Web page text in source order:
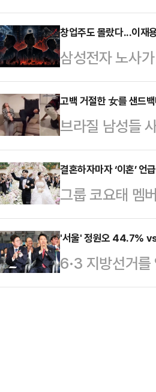
와 경제부총리,
했지만 정작 노
문이다. 노사 자
라는 마지막 카
삼성전자지부
와 추가적 대화
이날은 삼성전
창업주도 몰랐다...이재
삼성전자 노사
다. 오는 21일
째 파업이라는
상상조차 못 했
는 이미 ‘영업
이끄는 총수들
히 서 있다."내
주…
고백 거절한 女를 샌드
브라질 남성들
습한다는 내용
일고 있다.10일
고백을 거절할
있다.영상 속 남
기를 카메라에
3월 8일 전후로
장에서 고백을
결혼하자마자 ‘이혼’
그룹 코요태 멤
발언이 논란을
하는 이지훈 변
그래도 신지, 이
가 행복하기 위
'서울' 정원오 44.7%
6·3 지방선거
어민주당 예비